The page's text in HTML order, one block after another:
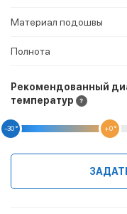
Материал подошвы
Полнота
Рекомендованный
температур
-30 ° +0 °